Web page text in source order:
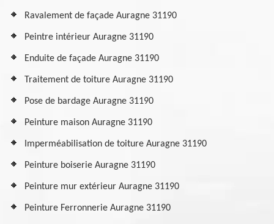
Ravalement de façade Auragne 31190
Peintre intérieur Auragne 31190
Enduite de façade Auragne 31190
Traitement de toiture Auragne 31190
Pose de bardage Auragne 31190
Peinture maison Auragne 31190
Imperméabilisation de toiture Auragne 31190
Peinture boiserie Auragne 31190
Peinture mur extérieur Auragne 31190
Peinture Ferronnerie Auragne 31190